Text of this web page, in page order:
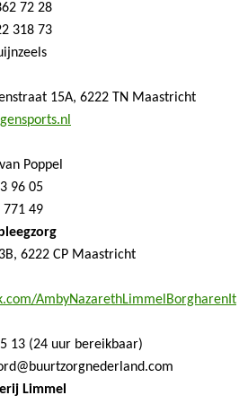
72 28
318 73
15A, 6222 TN Maastricht
Poppel
96 05
771 49
6222 CP Maastricht
AmbyNazarethLimmelBorgharenIt
13 (24 uur bereikbaar)
Limmel